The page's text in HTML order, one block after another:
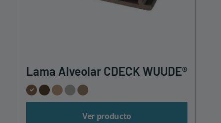
Lama Alveolar CDECK WUUDE®
Ver producto